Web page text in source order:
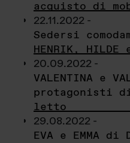
acquisto di
22.11.2022 -
Sedersi
HENRIK, HILDE
20.09.2022 -
VALENTINA e
protagonisti di
letto
29.08.2022 -
EVA e EMMA di